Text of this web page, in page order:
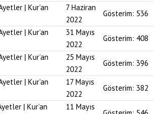
| Kur’an
7 Haziran
2022
Gösterim: 536
| Kur’an
31 Mayıs
2022
Gösterim: 408
| Kur’an
25 Mayıs
2022
Gösterim: 396
| Kur’an
17 Mayıs
2022
Gösterim: 382
| Kur’an
11 Mayıs